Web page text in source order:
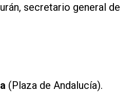
secretario general de
(Plaza de Andalucía).